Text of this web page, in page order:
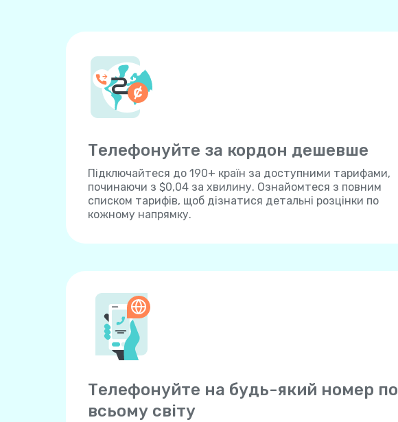
Телефонуйте за кордон дешевше
Підключайтеся до 190+ країн за доступними тарифами,
починаючи з $0,04 за хвилину. Ознайомтеся з повним
списком тарифів, щоб дізнатися детальні розцінки по
кожному напрямку.
Телефонуйте на будь-який номер по
всьому світу